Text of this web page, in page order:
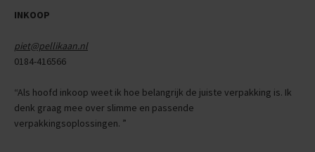
INKOOP
piet@pellikaan.nl
0184-416566
“Als hoofd inkoop weet ik hoe belangrijk de juiste verpakking is. Ik
denk graag mee over slimme en passende
verpakkingsoplossingen. ”